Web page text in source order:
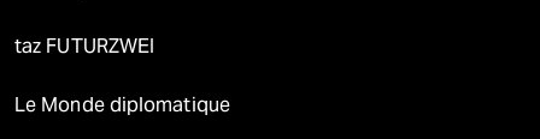
taz FUTURZWEI
Le Monde diplomatique